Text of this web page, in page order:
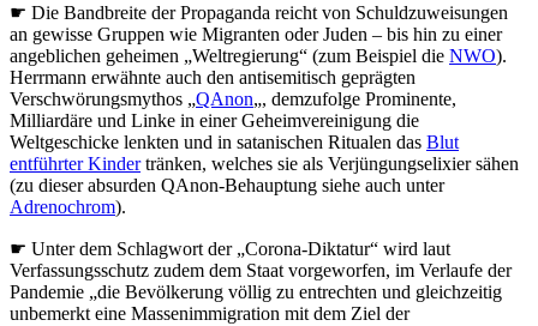
☛ Die Bandbreite der Propaganda reicht von Schuldzuweisungen
an gewisse Gruppen wie Migranten oder Juden – bis hin zu einer
angeblichen geheimen „Weltregierung“ (zum Beispiel die NWO).
Herrmann erwähnte auch den antisemitisch geprägten
Verschwörungsmythos „QAnon„, demzufolge Prominente,
Milliardäre und Linke in einer Geheimvereinigung die
Weltgeschicke lenkten und in satanischen Ritualen das Blut
entführter Kindertränken, welches sie als Verjüngungselixier sähen
(zu dieser absurden QAnon-Behauptung siehe auch unter
Adrenochrom).
☛ Unter dem Schlagwort der „Corona-Diktatur“ wird laut
Verfassungsschutz zudem dem Staat vorgeworfen, im Verlaufe der
Pandemie „die Bevölkerung völlig zu entrechten und gleichzeitig
unbemerkt eine Massenimmigration mit dem Ziel der